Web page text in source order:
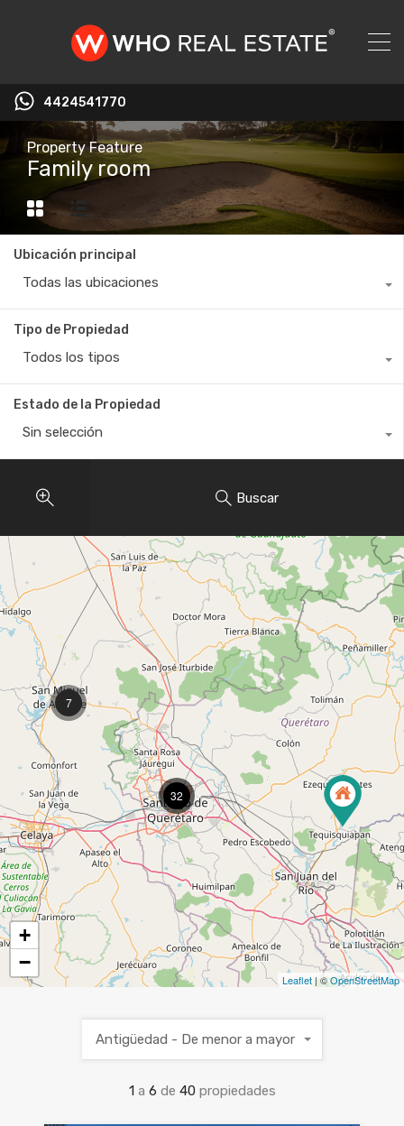
4424541770
Property Feature
Family room
Ubicación principal
Todas las ubicaciones
Tipo de Propiedad
Todos los tipos
Estado de la Propiedad
Sin selección
Buscar
7
32
+
−
Leaflet | ©OpenStreetMap
1 a 6 de 40 propiedades
Antigüedad - De menor a mayor